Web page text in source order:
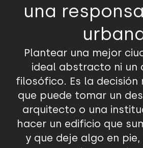
una
Plantear una mejor
ideal abstracto ni un
filosófico. Es la decisión
que puede tomar un
arquitecto o una
hacer un edificio que
y que deje algo en